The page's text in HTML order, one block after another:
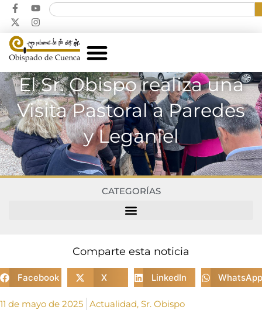
El Sr. Obispo realiza una
Visita Pastoral a Paredes
y Leganiel
CATEGORÍAS
Comparte esta noticia
Facebook X LinkedIn WhatsApp
11 de mayo de 2025 Actualidad, Sr. Obispo